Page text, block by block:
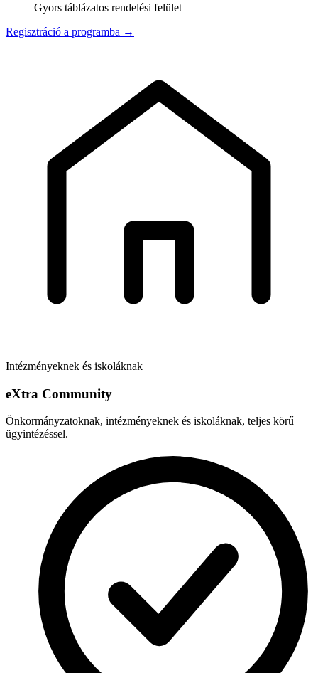
Gyors táblázatos rendelési felület
Regisztráció a programba →
Intézményeknek és iskoláknak
eXtra Community
Önkormányzatoknak, intézményeknek és iskoláknak, teljes körű
ügyintézéssel.